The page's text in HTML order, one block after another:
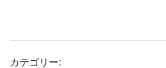
カテゴリー: